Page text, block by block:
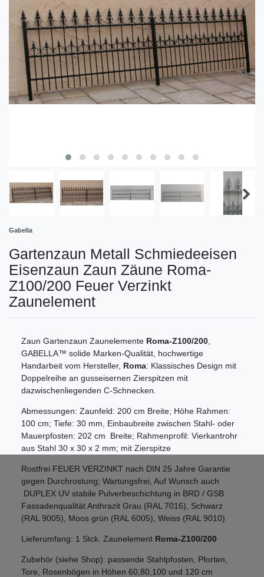
Gabella
Gartenzaun Metall Schmiedeeisen
Eisenzaun Zaun Zäune Roma-
Z100/200 Feuer Verzinkt
Zaunelement
Zaun Gartenzaun Zaunelemente Roma-Z100/200
GABELLA™ solide Marken-Qualität, hochwertige
Handarbeit vom Hersteller, Roma: Klassisches Design mit
Doppelreihe an gusseisernen Zierspitzen mit
dazwischenliegenden C-Schnecken.
Abmessungen: Zaunfeld: 200 cm Breite; Höhe Rahmen:
100 cm; Tiefe: 30 mm, Einbaubreite zwischen Stahl- oder
Mauerpfosten: 202 cm Breite; Rahmenprofil: Vierkantrohr
aus Stahl 30 x 30 x 2 mm; mit Zierspitze
Rostfrei FEUER VERZINKT nach DIN 25 Jahre Garantie
gegen Durchrostung; Wartungsfrei, Auf Wunsch auch
DUPLEX UV stabile Pulverbeschichtung in BRD / GSB
Fassadenqualität Anthrazit Grau (RAL 7016), Schwarz
(RAL 9005), Moos grün (RAL 6005), Weiss (RAL 9010)
Lieferumfang: 1 Stck. Zaunelement Roma-Z100/200
Zubehör (siehe Shop): passende Stahlpfosten, Pforten,
Tore, Rosenbögen in Höhen 60,80,100 und 120 cm